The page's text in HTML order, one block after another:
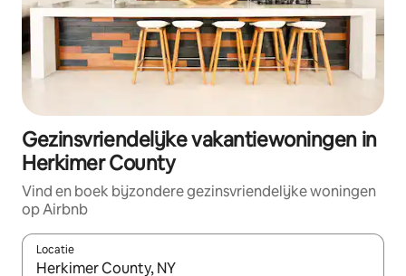
Gezinsvriendelijke vakantiewoningen in
Herkimer County
Vind en boek bijzondere gezinsvriendelijke woningen
op Airbnb
Locatie
Wanneer er suggesties beschikbaar zijn, maak je een keuze